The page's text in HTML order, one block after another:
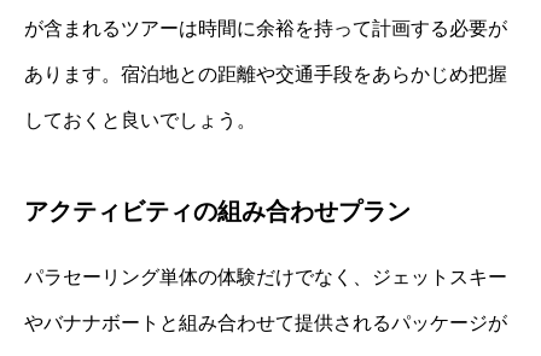
が含まれるツアーは時間に余裕を持って計画する必要が
あります。宿泊地との距離や交通手段をあらかじめ把握
しておくと良いでしょう。
アクティビティの組み合わせプラン
パラセーリング単体の体験だけでなく、ジェットスキー
やバナナボートと組み合わせて提供されるパッケージが